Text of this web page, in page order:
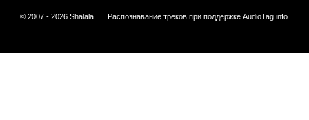
© 2007 - 2026 Shalala Распознавание треков при поддержке AudioTag.info